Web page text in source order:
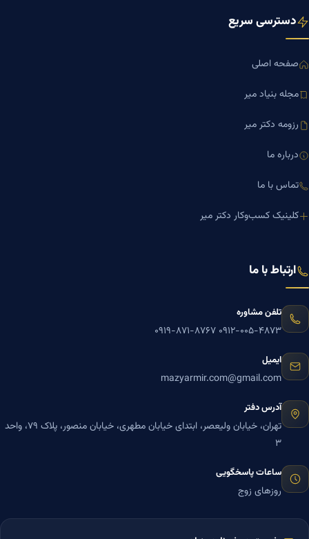
دسترسی سریع
صفحه اصلی
مجله بنیاد میر
رزومه دکتر میر
درباره ما
تماس با ما
کلینیک کسب‌وکار دکتر میر
ارتباط با ما
تلفن مشاوره
۰۹۱۲-۰۰۵-۴۸۷۳ ۰۹۱۹-۸۷۱-۸۷۶۷
ایمیل
mazyarmir.com@gmail.com
آدرس دفتر
تهران، خیابان ولیعصر، ابتدای خیابان مطهری، خیابان منصور، پلاک ۷۹، واحد
۳
ساعات پاسخگویی
روزهای زوج